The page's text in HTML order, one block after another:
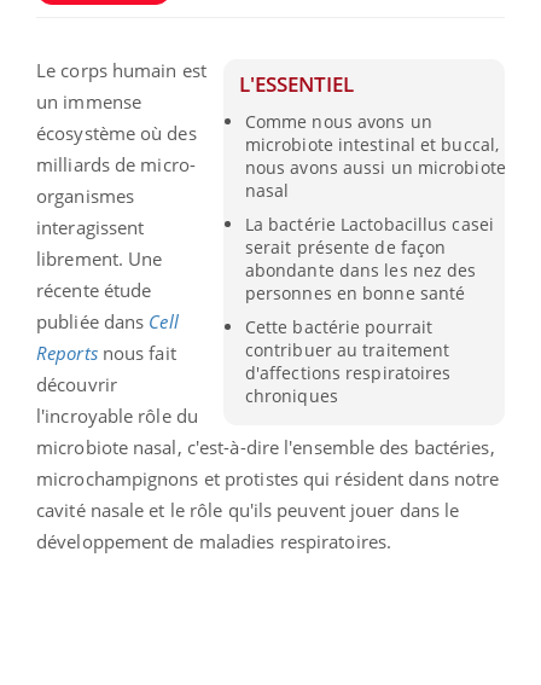
L'ESSENTIEL
Comme nous avons un
microbiote intestinal et buccal,
nous avons aussi un microbiote
nasal
La bactérie Lactobacillus casei
serait présente de façon
abondante dans les nez des
personnes en bonne santé
Cette bactérie pourrait
contribuer au traitement
d'affections respiratoires
chroniques
Le corps humain est
un immense
écosystème où des
milliards de micro-
organismes
interagissent
librement. Une
récente étude
publiée dans Cell
Reportsnous fait
découvrir
l'incroyable rôle du
microbiote nasal, c'est-à-dire l'ensemble des bactéries,
microchampignons et protistes qui résident dans notre
cavité nasale et le rôle qu'ils peuvent jouer dans le
développement de maladies respiratoires.